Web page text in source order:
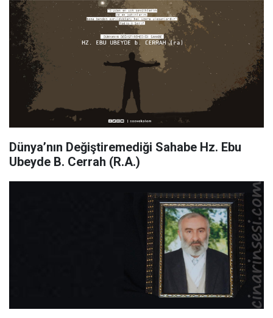
Dünya’nın Değiştiremediği Sahabe Hz. Ebu
Ubeyde B. Cerrah (R.A.)